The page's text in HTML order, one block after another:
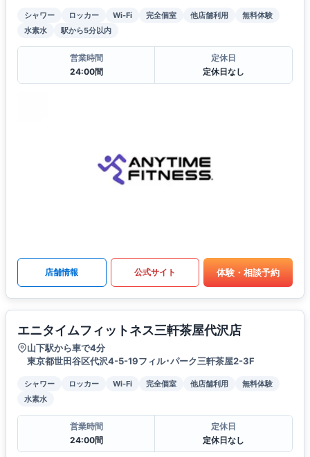
シャワー ロッカー Wi-Fi 完全個室 他店舗利用
無料体験
水素水
駅から5分以内
営業時間
24:00間
定休日
定休日なし
店舗情報 公式サイト 体験・相談予約
エニタイムフィットネス三軒茶屋代沢店
山下駅から車で4分
東京都世田谷区代沢4-5-19フィル･パーク三軒茶屋2-3F
シャワー ロッカー Wi-Fi 完全個室 他店舗利用
無料体験
水素水
営業時間
24:00間
定休日
定休日なし